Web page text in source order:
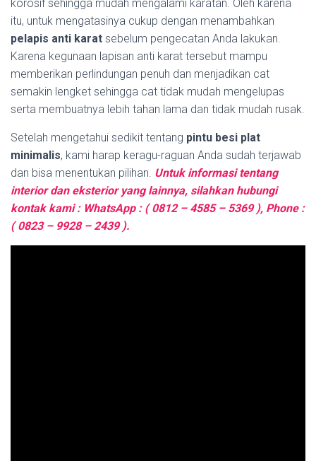
korosif sehingga mudah mengalami karatan. Oleh karena
itu, untuk mengatasinya cukup dengan menambahkan
pelapis anti karat sebelum pengecatan Anda lakukan.
Karena kegunaan lapisan anti karat tersebut mampu
memberikan perlindungan penuh dan menjadikan cat
semakin lengket sehingga cat tidak mudah mengelupas
serta membuatnya lebih tahan lama dan tidak mudah rusak.
Setelah mengetahui sedikit tentang pintu besi plat
minimalis, kami harap keragu-raguan Anda sudah terjawab
dan bisa menentukan pilihan. Untuk informasi tentang
interior dan eksterior yang lainnya, silahkan hubungi
kontak kami : WhatsApp : ( 0812 – 4585 – 5369 ), Phone :
( 0823 – 9928 – 2439 ).